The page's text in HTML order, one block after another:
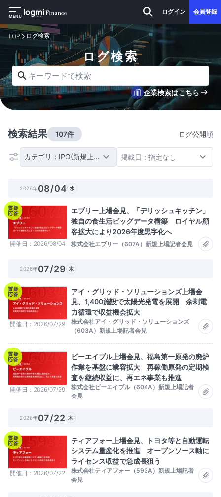
MENU
ログイン 会員登録
TOP ログ検索
ログ検索
企業検索はこちら
検索結果 107件 ログ公開順
カテゴリ：IPO(新規上場) 掲載日：指定なし
2026年08/04 水
質疑
応答
開催日 2026/08/04
エブリー上場会見、「デリッシュキッチン」
独自の食生活ビッグデータ構築 ロイヤル顧
客拡大により2026年度黒字化へ
株式会社エブリー（607A）新規上場記者会見
2026年07/29 木
質疑
応答
開催日 2026/07/29
アイ・グリッド・ソリューションズ上場会
見、1,400施設で太陽光発電を展開 余剰電
力循環で収益機会拡大
株式会社アイ・グリッド・ソリューションズ
（603A）新規上場記者会見
質疑
応答
開催日 2026/07/29
ビーエイブル上場会見、福島第一原発の廃炉
作業を基盤に業容拡大 再稼働原発の定期検
査を継続収益に、再エネ事業も推進
株式会社ビーエイブル（604A）新規上場記者
会見
2026年07/22 木
質疑
応答
開催日 2026/07/22
ティアフォー上場会見、トヨタ等と自動運転
システム量産化を推進 オープンソース軸に
ライセンス収益で急成長狙う
株式会社ティアフォー（593A）新規上場記者
会見